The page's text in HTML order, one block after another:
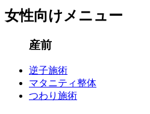
女性向けメニュー
産前
逆子施術
マタニティ整体
つわり施術